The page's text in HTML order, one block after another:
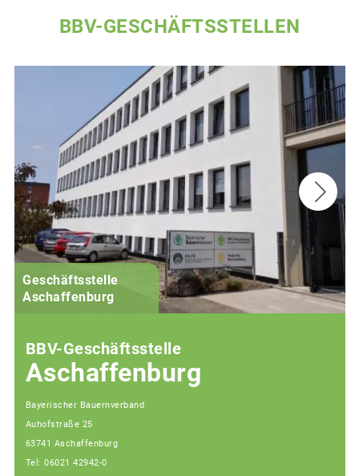
BBV-GESCHÄFTSSTELLEN
Geschäftsstelle
Aschaffenburg
BBV-Geschäftsstelle
Aschaffenburg
Bayerischer Bauernverband
Auhofstraße 25
63741 Aschaffenburg
Tel: 06021 42942-0